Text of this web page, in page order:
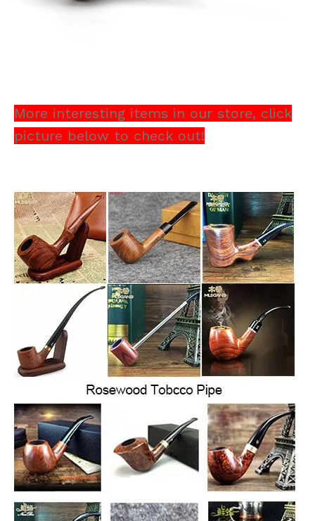
More interesting items in our store, click
picture below to check out!